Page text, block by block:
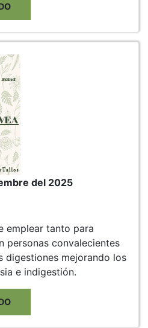
del 2025
emplear tanto para
personas convalecientes
digestiones mejorando los
e indigestión.